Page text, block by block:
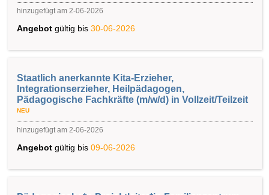
hinzugefügt am 2-06-2026
Angebot gültig bis 30-06-2026
Staatlich anerkannte Kita-Erzieher,
Integrationserzieher, Heilpädagogen,
Pädagogische Fachkräfte (m/w/d) in Vollzeit/Teilzeit
NEU
hinzugefügt am 2-06-2026
Angebot gültig bis 09-06-2026